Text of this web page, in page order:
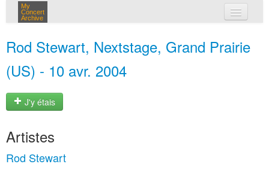
My
Concert
Archive
Rod Stewart, Nextstage, Grand Prairie
(US) - 10 avr. 2004
J'y étais
Artistes
Rod Stewart